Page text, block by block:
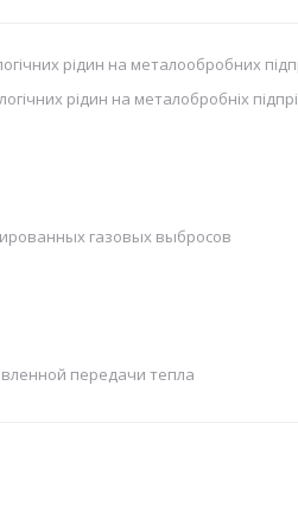
рідин на металообробних
рідин на металобробніх
газовых выбросов
передачи тепла